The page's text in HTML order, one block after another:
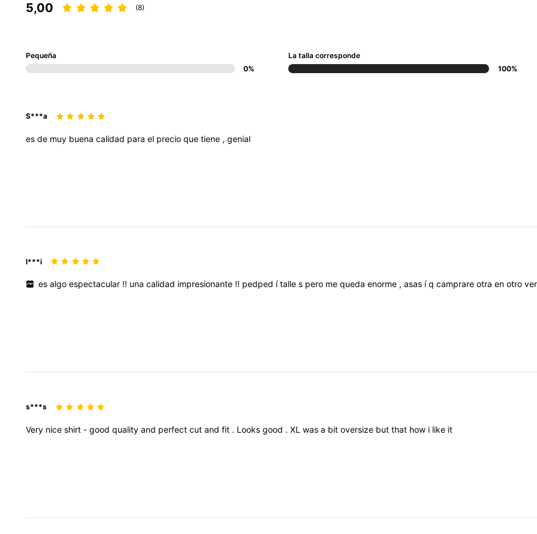
5,00 (8)
Pequeña
0%
La talla corresponde
100%
S***a
es de muy buena calidad para el precio que tiene , genial
l***i
esalgoespectacular !! unacalidad impresionante !! pedped ítalles pero mequedaenorme ,asas íqcamprareotraenotro
s***s
Very nice shirt - good quality and perfect cut and fit . Looks good . XL was a bit oversize but that how i like it